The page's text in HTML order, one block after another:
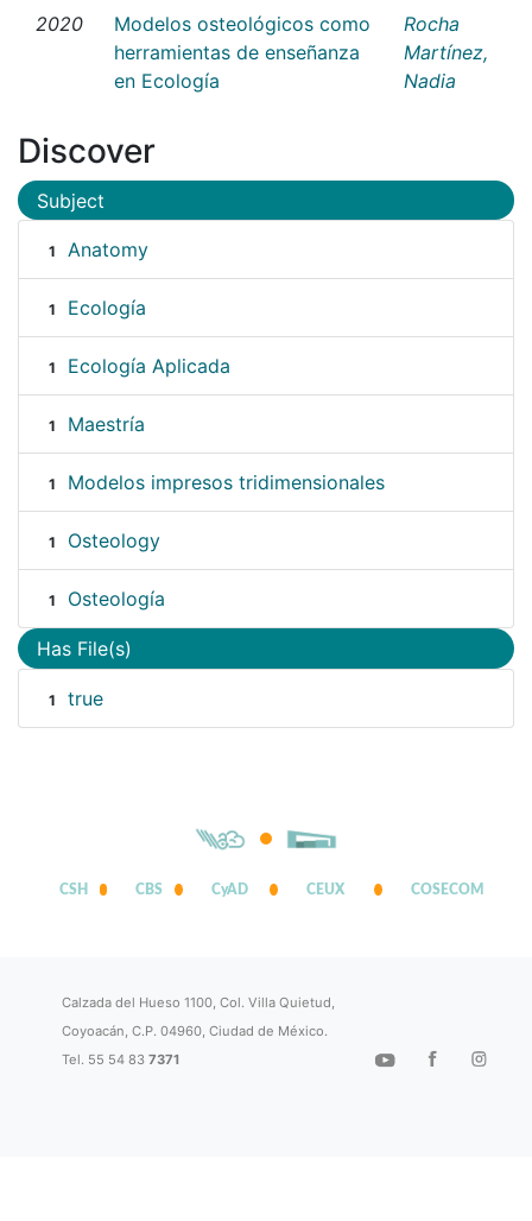
2020
Modelos osteológicos como
herramientas de enseñanza
en Ecología
Rocha
Martínez,
Nadia
Discover
Subject
1 Anatomy
1 Ecología
1 Ecología Aplicada
1 Maestría
1 Modelos impresos tridimensionales
1 Osteology
1 Osteología
Has File(s)
1 true
CSH CBS CyAD CEUX COSECOM
Calzada del Hueso 1100, Col. Villa Quietud,
Coyoacán, C.P. 04960, Ciudad de México.
Tel. 55 54 837371